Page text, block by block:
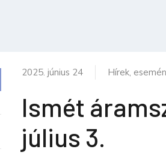
2025. június 24 Hírek,
Ismét
július 3.